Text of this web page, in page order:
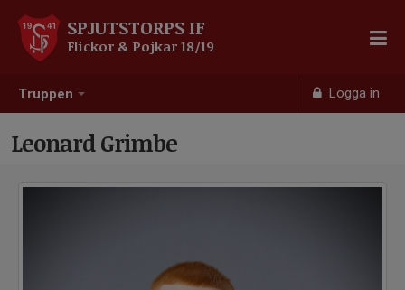
Truppen Logga in
SPJUTSTORPS IF
Flickor & Pojkar 18/19
Leonard Grimbe